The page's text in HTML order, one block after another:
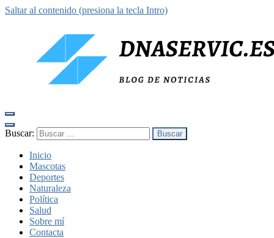
Saltar al contenido (presiona la tecla Intro)
Buscar:
Inicio
Mascotas
Deportes
Naturaleza
Política
Salud
Sobre mí
Contacta